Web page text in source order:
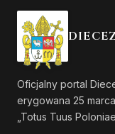
Oficjalny portal
erygowana 25
„Totus Tuus